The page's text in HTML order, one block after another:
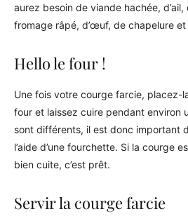
aurez besoin de viande hachée, d’ail,
fromage râpé, d’œuf, de chapelure et
Hello le four !
Une fois votre courge farcie, placez-
four et laissez cuire pendant environ
sont différents, il est donc important
l’aide d’une fourchette. Si la courge
bien cuite, c’est prêt.
Servir la courge farcie